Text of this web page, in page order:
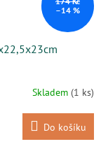
–14 %
Skladem (1 ks)
Do košíku